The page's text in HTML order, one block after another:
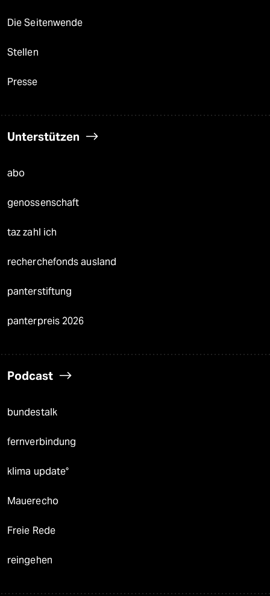
Die Seitenwende
Stellen
Presse
Unterstützen
abo
genossenschaft
taz zahl ich
recherchefonds ausland
panterstiftung
panterpreis 2026
Podcast
bundestalk
fernverbindung
klima update°
Mauerecho
Freie Rede
reingehen